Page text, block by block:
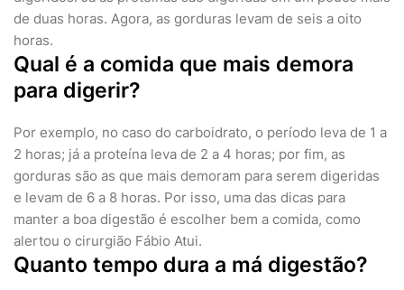
de duas horas. Agora, as gorduras levam de seis a oito
horas.
Qual é a comida que mais demora
para digerir?
Por exemplo, no caso do carboidrato, o período leva de 1 a
2 horas; já a proteína leva de 2 a 4 horas; por fim, as
gorduras são as que mais demoram para serem digeridas
e levam de 6 a 8 horas. Por isso, uma das dicas para
manter a boa digestão é escolher bem a comida, como
alertou o cirurgião Fábio Atui.
Quanto tempo dura a má digestão?